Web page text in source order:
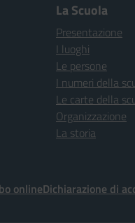
La Scuola
Presentazione
I luoghi
Le persone
I numeri della
Le carte della
Organizzazione
La storia
onlineDichiarazione di